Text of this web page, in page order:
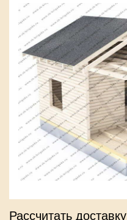
Рассчитать доставку